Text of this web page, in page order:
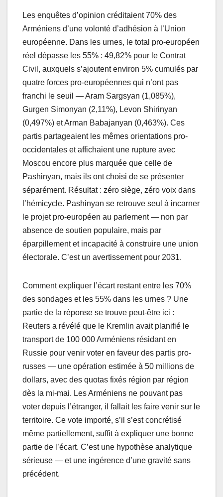
Les enquêtes d’opinion créditaient 70% des
Arméniens d’une volonté d’adhésion à l’Union
européenne. Dans les urnes, le total pro-européen
réel dépasse les 55% : 49,82% pour le Contrat
Civil, auxquels s’ajoutent environ 5% cumulés par
quatre forces pro-européennes qui n’ont pas
franchi le seuil — Aram Sargsyan (1,085%),
Gurgen Simonyan (2,11%), Levon Shirinyan
(0,497%) et Arman Babajanyan (0,463%). Ces
partis partageaient les mêmes orientations pro-
occidentales et affichaient une rupture avec
Moscou encore plus marquée que celle de
Pashinyan, mais ils ont choisi de se présenter
séparément. Résultat : zéro siège, zéro voix dans
l’hémicycle. Pashinyan se retrouve seul à incarner
le projet pro-européen au parlement — non par
absence de soutien populaire, mais par
éparpillement et incapacité à construire une union
électorale. C’est un avertissement pour 2031.
Comment expliquer l’écart restant entre les 70%
des sondages et les 55% dans les urnes ? Une
partie de la réponse se trouve peut-être ici :
Reuters a révélé que le Kremlin avait planifié le
transport de 100 000 Arméniens résidant en
Russie pour venir voter en faveur des partis pro-
russes — une opération estimée à 50 millions de
dollars, avec des quotas fixés région par région
dès la mi-mai. Les Arméniens ne pouvant pas
voter depuis l’étranger, il fallait les faire venir sur le
territoire. Ce vote importé, s’il s’est concrétisé
même partiellement, suffit à expliquer une bonne
partie de l’écart. C’est une hypothèse analytique
sérieuse — et une ingérence d’une gravité sans
précédent.